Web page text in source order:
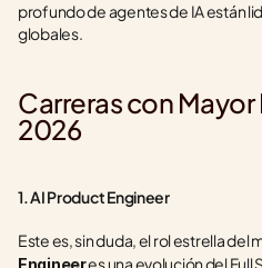
profundo de agentes de IA están
globales.
Carreras con
2026
1. AI Product Engineer
Este es, sin duda, el rol estrella del
Engineer es una evolución del Full